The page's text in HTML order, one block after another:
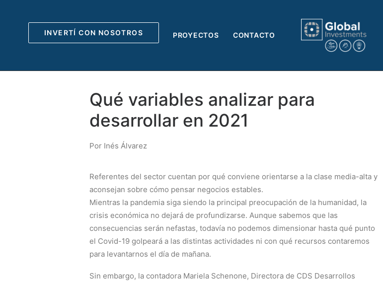
INVERTÍ CON NOSOTROS PROYECTOS CONTACTO
Qué variables analizar para
desarrollar en 2021
Por Inés Álvarez
Referentes del sector cuentan por qué conviene orientarse a la clase media-alta y
aconsejan sobre cómo pensar negocios estables.
Mientras la pandemia siga siendo la principal preocupación de la humanidad, la
crisis económica no dejará de profundizarse. Aunque sabemos que las
consecuencias serán nefastas, todavía no podemos dimensionar hasta qué punto
el Covid-19 golpeará a las distintas actividades ni con qué recursos contaremos
para levantarnos el día de mañana.
Sin embargo, la contadora Mariela Schenone, Directora de CDS Desarrollos